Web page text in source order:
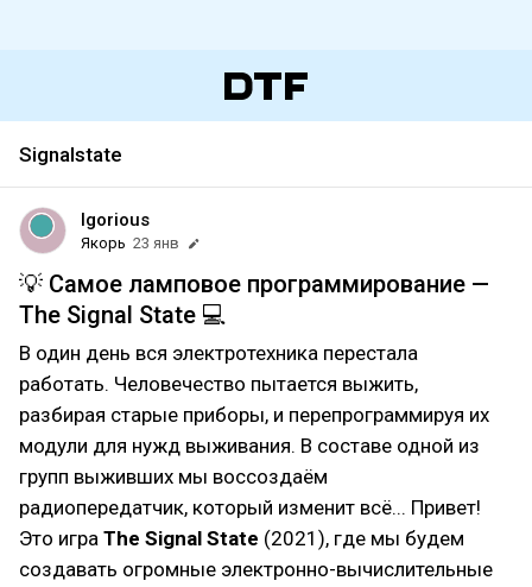
Signalstate
Igorious
Якорь 23 янв
💡 Самое ламповое программирование —
The Signal State 💻
В один день вся электротехника перестала
работать. Человечество пытается выжить,
разбирая старые приборы, и перепрограммируя их
модули для нужд выживания. В составе одной из
групп выживших мы воссоздаём
радиопередатчик, который изменит всё... Привет!
Это игра The Signal State (2021), где мы будем
создавать огромные электронно-вычислительные